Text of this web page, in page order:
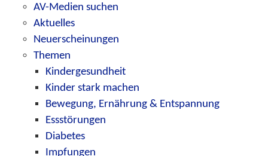
AV-Medien suchen
Aktuelles
Neuerscheinungen
Themen
Kindergesundheit
Kinder stark machen
Bewegung, Ernährung & Entspannung
Essstörungen
Diabetes
Impfungen